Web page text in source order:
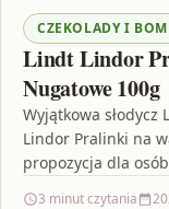
CZEKOLADY I
Lindt Lindor
Nugatowe 100g
Wyjątkowa
Lindor Pralinki na
propozycja dla
3 minut czytania